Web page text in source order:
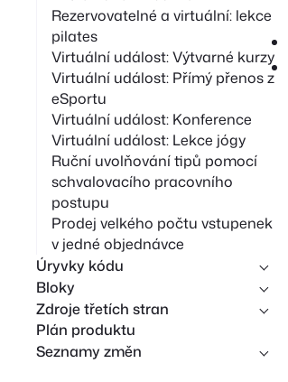
Rezervovatelné a virtuální: lekce
pilates
Virtuální událost: Výtvarné kurzy
Virtuální událost: Přímý přenos z
eSportu
Virtuální událost: Konference
Virtuální událost: Lekce jógy
Ruční uvolňování tipů pomocí
schvalovacího pracovního
postupu
Prodej velkého počtu vstupenek
v jedné objednávce
Úryvky kódu
Bloky
Zdroje třetích stran
Plán produktu
Seznamy změn